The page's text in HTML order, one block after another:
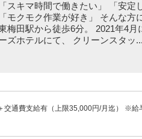
「スキマ時間で働きたい」 「安定
「モクモク作業が好き」 そんな方
梅田駅から徒歩6分。 2021年4月
ズホテルにて、 クリーンスタッ...
交通費支給有（上限35,000円/月迄） ※給